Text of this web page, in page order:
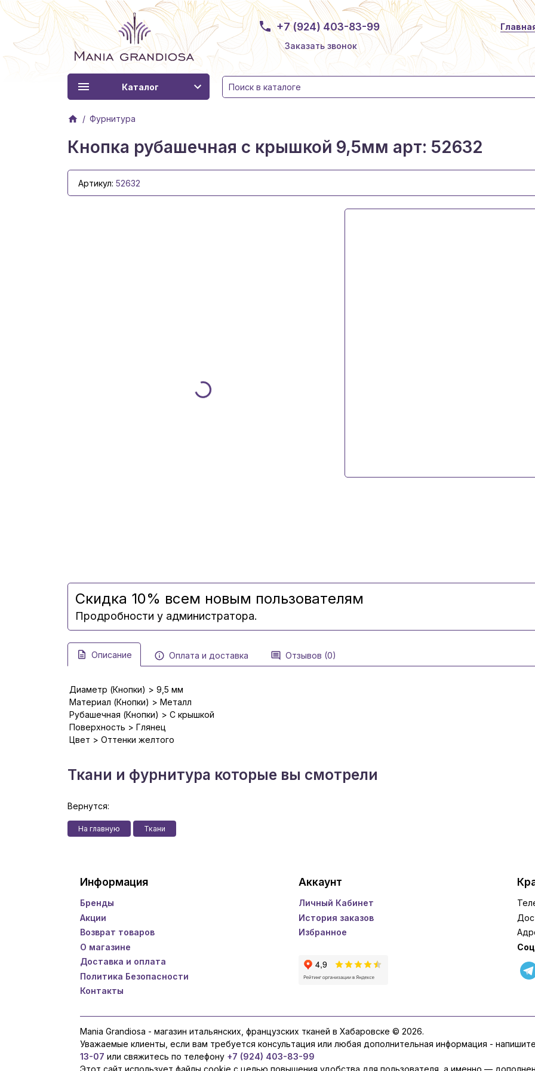
+7 (924) 403-83-99
Заказать звонок
Каталог
Фурнитура
Кнопка рубашечная с крышкой 9,5мм арт: 52632
Артикул: 52632
Скидка 10% всем новым пользователям
Продробности у администратора.
Описание Оплата и доставка Отзывов (0)
Диаметр (Кнопки) > 9,5 мм
Материал (Кнопки) > Металл
Рубашечная (Кнопки) > С крышкой
Поверхность > Глянец
Цвет > Оттенки желтого
Ткани и фурнитура которые вы смотрели
Вернутся:
На главную Ткани
Информация
Бренды
Акции
Возврат товаров
О магазине
Доставка и оплата
Политика Безопасности
Контакты
Аккаунт
Личный Кабинет
История заказов
Избранное
Mania Grandiosa - магазин итальянских, французских тканей в Хабаровске © 2026.
Уважаемые клиенты, если вам требуется консультация или любая дополнительная информация -
13-07 или свяжитесь по телефону +7 (924) 403-83-99
Этот сайт использует файлы cookie с целью повышения удобства для пользователя, а именно —